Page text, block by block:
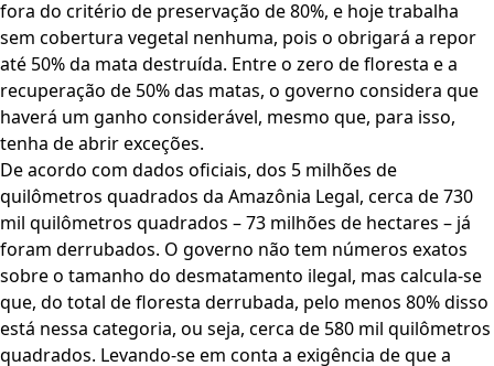
fora do critério de preservação de 80%, e hoje trabalha
sem cobertura vegetal nenhuma, pois o obrigará a repor
até 50% da mata destruída. Entre o zero de floresta e a
recuperação de 50% das matas, o governo considera que
haverá um ganho considerável, mesmo que, para isso,
tenha de abrir exceções.
De acordo com dados oficiais, dos 5 milhões de
quilômetros quadrados da Amazônia Legal, cerca de 730
mil quilômetros quadrados – 73 milhões de hectares – já
foram derrubados. O governo não tem números exatos
sobre o tamanho do desmatamento ilegal, mas calcula-se
que, do total de floresta derrubada, pelo menos 80% disso
está nessa categoria, ou seja, cerca de 580 mil quilômetros
quadrados. Levando-se em conta a exigência de que a